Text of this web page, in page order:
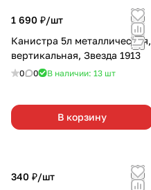
1 690 ₽/шт
Канистра 5л металлическая,
вертикальная, Звезда 1913
0 0 В наличии: 13 шт
В корзину
340 ₽/шт